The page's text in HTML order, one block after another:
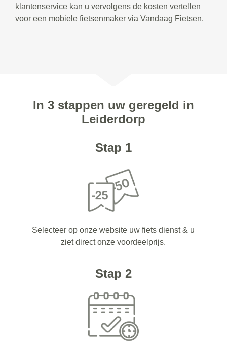
klantenservice kan u vervolgens de kosten vertellen
voor een mobiele fietsenmaker via Vandaag Fietsen.
In 3 stappen uw geregeld in
Leiderdorp
Stap 1
Selecteer op onze website uw fiets dienst & u
ziet direct onze voordeelprijs.
Stap 2